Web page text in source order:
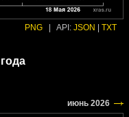
PNG API: JSON TXT